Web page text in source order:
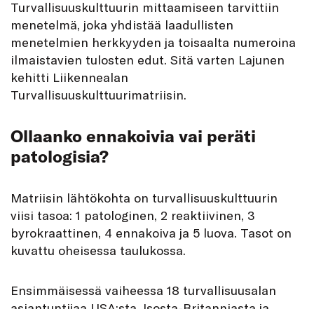
Turvallisuuskulttuurin mittaamiseen tarvittiin
menetelmä, joka yhdistää laadullisten
menetelmien herkkyyden ja toisaalta numeroina
ilmaistavien tulosten edut. Sitä varten Lajunen
kehitti Liikennealan
Turvallisuuskulttuurimatriisin.
Ollaanko ennakoivia vai peräti
patologisia?
Matriisin lähtökohta on turvallisuuskulttuurin
viisi tasoa: 1 patologinen, 2 reaktiivinen, 3
byrokraattinen, 4 ennakoiva ja 5 luova. Tasot on
kuvattu oheisessa taulukossa.
Ensimmäisessä vaiheessa 18 turvallisuusalan